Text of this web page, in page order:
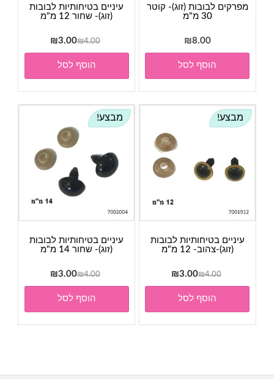
מפרקים לבובות (זוג)- קוטר
30 מ"מ
₪8.00
הוסף לסל
עיניים בטיחותיות לבובות
(זוג)- שחור 12 מ"מ
₪4.00
המחיר
המקורי
היה:
₪4.00.
₪3.00
המחיר
הנוכחי
₪3.00.
הוסף לסל
מבצע!
עיניים בטיחותיות לבובות
(זוג)-צהוב- 12 מ"מ
₪4.00
המחיר
המקורי
היה:
₪4.00.
₪3.00
הנוכחי
₪3.00.
הוסף לסל
מבצע!
עיניים בטיחותיות לבובות
(זוג)- שחור 14 מ"מ
₪4.00
המחיר
המקורי
היה:
₪4.00.
₪3.00
המחיר
הנוכחי
₪3.00.
הוסף לסל